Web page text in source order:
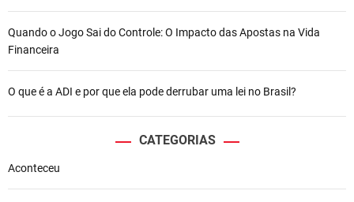
Quando o Jogo Sai do Controle: O Impacto das Apostas na Vida
Financeira
O que é a ADI e por que ela pode derrubar uma lei no Brasil?
CATEGORIAS
Aconteceu